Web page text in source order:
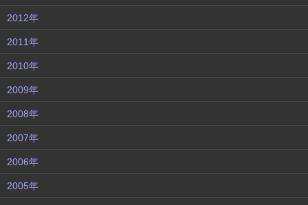
2012年
2011年
2010年
2009年
2008年
2007年
2006年
2005年